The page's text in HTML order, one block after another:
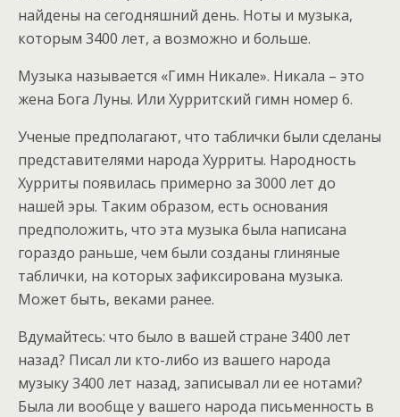
найдены на сегодняшний день. Ноты и музыка,
которым 3400 лет, а возможно и больше.
Музыка называется «Гимн Никале». Никала – это
жена Бога Луны. Или Хурритский гимн номер 6.
Ученые предполагают, что таблички были сделаны
представителями народа Хурриты. Народность
Хурриты появилась примерно за 3000 лет до
нашей эры. Таким образом, есть основания
предположить, что эта музыка была написана
гораздо раньше, чем были созданы глиняные
таблички, на которых зафиксирована музыка.
Может быть, веками ранее.
Вдумайтесь: что было в вашей стране 3400 лет
назад? Писал ли кто-либо из вашего народа
музыку 3400 лет назад, записывал ли ее нотами?
Была ли вообще у вашего народа письменность в